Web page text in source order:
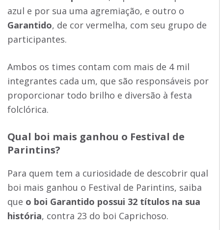
azul e por sua uma agremiação, e outro o
Garantido, de cor vermelha, com seu grupo de
participantes.
Ambos os times contam com mais de 4 mil
integrantes cada um, que são responsáveis por
proporcionar todo brilho e diversão à festa
folclórica.
Qual boi mais ganhou o Festival de
Parintins?
Para quem tem a curiosidade de descobrir qual
boi mais ganhou o Festival de Parintins, saiba
que o boi Garantido possui 32 títulos na sua
história, contra 23 do boi Caprichoso.